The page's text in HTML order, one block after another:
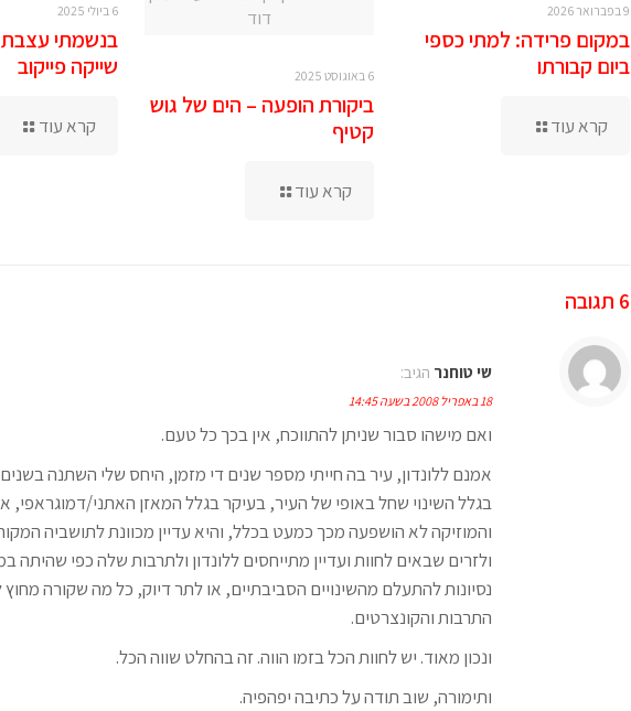
9 בפברואר 2026
במקום פרידה: למתי כספי
ביום קבורתו
קרא עוד
דוד
6 באוגוסט 2025
ביקורת הופעה – הים של גוש
קטיף
קרא עוד
6 ביולי 2025
בנשמתי עצבת
שייקה פייקוב
קרא עוד
6 תגובה
שי טוחנר הגיב:
18 באפריל 2008 בשעה 14:45
ואם מישהו סבור שניתן להתווכח, אין בכך כל טעם.
אמנם ללונדון, עיר בה חייתי מספר שנים די מזמן, היחס שלי השתנה
בגלל השינוי שחל באופי של העיר, בעיקר בגלל המאזן האתני/דמוגראפי,
והמוזיקה לא הושפעה מכך כמעט בכלל, והיא עדיין מכוונת לתושביה
ולזרים שבאים לחוות ועדיין מתייחסים ללונדון ולתרבות שלה כפי שהיתה
נסיונות להתעלם מהשינויים הסביבתיים, או לתר דיוק, כל מה שקורה
התרבות והקונצרטים.
ונכון מאוד. יש לחוות הכל בזמו הווה. זה בהחלט שווה הכל.
ותימורה, שוב תודה על כתיבה יפהפיה.